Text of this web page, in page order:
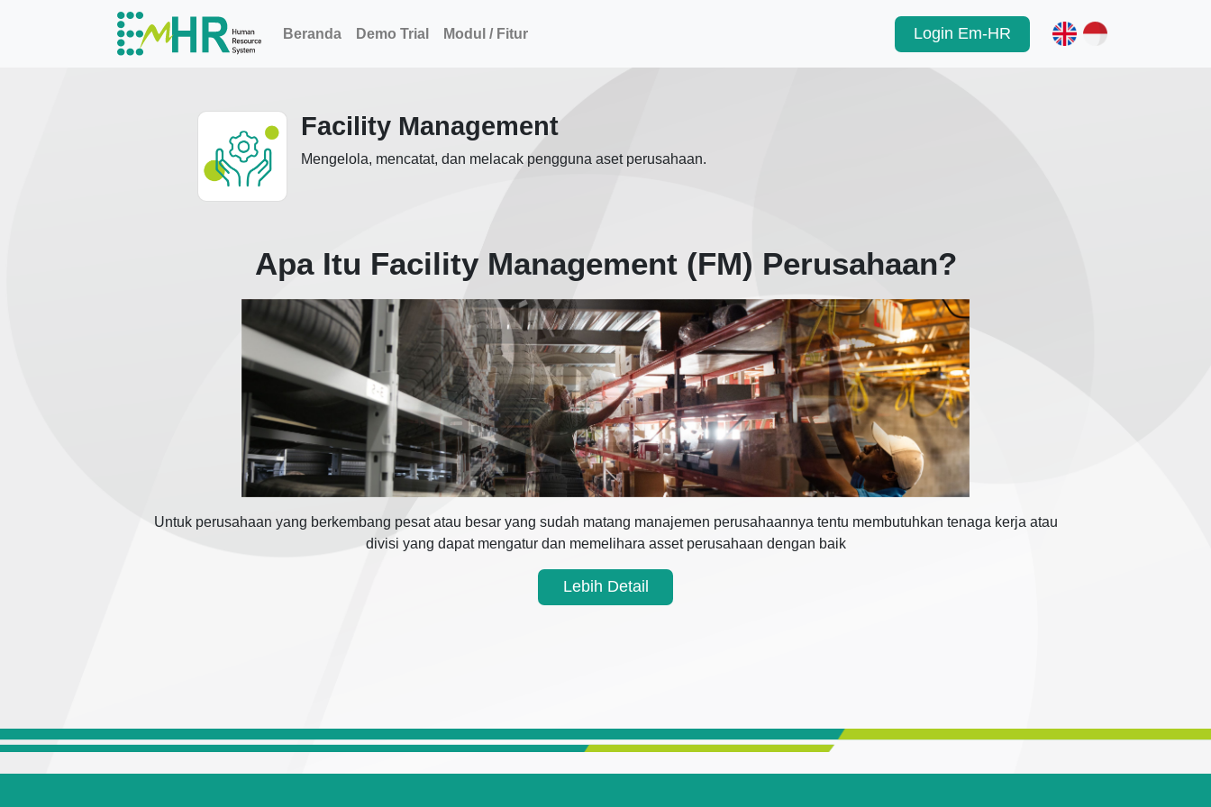
Beranda Demo Trial Modul / Fitur Login Em-HR
Facility Management
Mengelola, mencatat, dan melacak pengguna aset perusahaan.
Apa Itu Facility Management (FM) Perusahaan?
Untuk perusahaan yang berkembang pesat atau besar yang sudah matang manajemen perusahaannya tentu membutuhkan tenaga kerja atau
divisi yang dapat mengatur dan memelihara asset perusahaan dengan baik
Lebih Detail